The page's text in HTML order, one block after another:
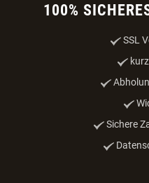
100%
SSL
Sichere